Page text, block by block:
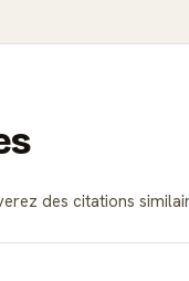
des citations